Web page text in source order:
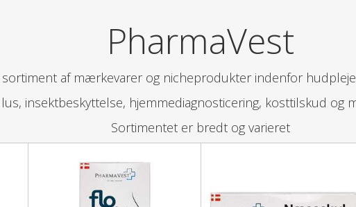
PharmaVest
af mærkevarer og nicheprodukter indenfor
insektbeskyttelse, hjemmediagnosticering, kosttilskud og
Sortimentet er bredt og varieret